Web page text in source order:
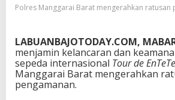
e
L
a
b
u
Polres Manggarai Barat mengerahkan ratusan
​LABUANBAJOTODAY.COM,
menjamin kelancaran dan
sepeda internasional Tour de
Manggarai Barat mengerahkan
pengamanan.